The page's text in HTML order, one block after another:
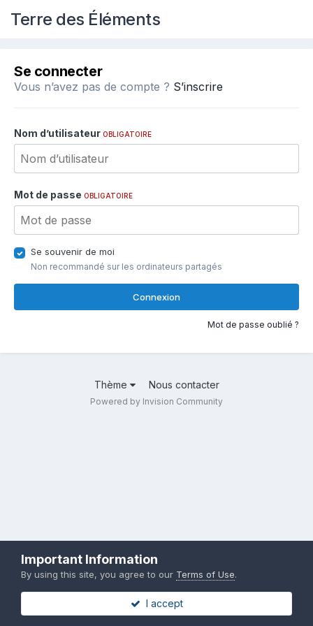
Terre des Éléments
Se connecter
Vous n’avez pas de compte ? S’inscrire
Nom d’utilisateur OBLIGATOIRE
Mot de passe OBLIGATOIRE
Se souvenir de moi
Non recommandé sur les ordinateurs partagés
Connexion
Mot de passe oublié ?
Thème Nous contacter
Powered by Invision Community
Important Information
By using this site, you agree to our Terms of Use.
I accept